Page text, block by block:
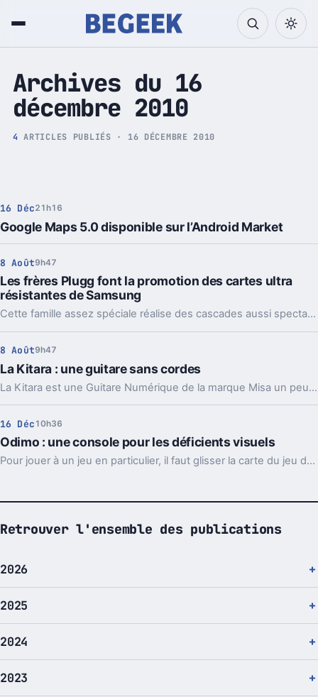
Tech et Pop culture
Archives du 16
décembre 2010
4 ARTICLES PUBLIÉS · 16 DÉCEMBRE 2010
16 Déc21h16
Google Maps 5.0 disponible sur l’Android Market
8 Août9h47
Les frères Plugg font la promotion des cartes ultra
résistantes de Samsung
Cette famille assez spéciale réalise des cascades aussi spectaculaires qu'un saut du haut d'un immeuble ou encore un test de résistance à l'eau.
8 Août9h47
La Kitara : une guitare sans cordes
La Kitara est une Guitare Numérique de la marque Misa un peu particulière, car elle ne possède pas de cordes, celles-ci sont remplacées par un écran multi-touch.
16 Déc 10h36
Odimo : une console pour les déficients visuels
Pour jouer à un jeu en particulier, il faut glisser la carte du jeu dans la console.
Retrouver l'ensemble des publications
2026
2025
2024
2023